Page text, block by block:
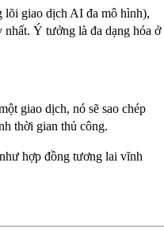
lõi giao dịch AI đa mô hình),
Ý tưởng là đa dạng hóa ở
giao dịch, nó sẽ sao chép
thời gian thủ công.
hợp đồng tương lai vĩnh